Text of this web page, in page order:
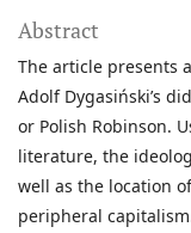
Abstract
The article presents
Adolf Dygasiński’s
or Polish Robinson.
literature, the
well as the location
peripheral